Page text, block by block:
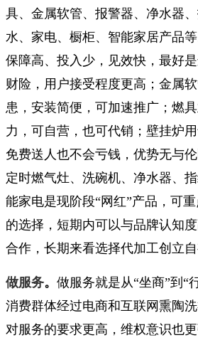
具、金属软管、报警器、净水器
水、家电、橱柜、智能家居产品等
保障高、投入少，见效快，最好
财险，用户接受程度更高；金属
患，安装简便，可加速推广；燃
力，可自营，也可代销；壁挂炉
免费送人也不会亏钱，优势无与
定时燃气灶、洗碗机、净水器、
能家电是现阶段“网红”产品，可
的选择，短期内可以与品牌认知
合作，长期来看选择代加工创立自
做服务。 做服务就是从“坐商”到“
消费群体经过电商和互联网熏陶
对服务的要求更高，维权意识也